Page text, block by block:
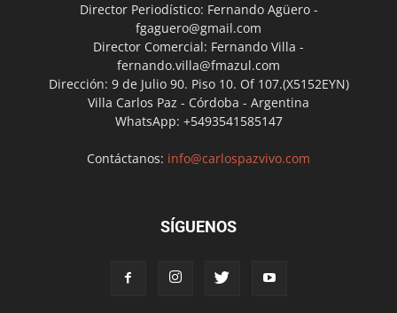
Director Periodístico: Fernando Agüero -
fgaguero@gmail.com
Director Comercial: Fernando Villa -
fernando.villa@fmazul.com
Dirección: 9 de Julio 90. Piso 10. Of 107.(X5152EYN)
Villa Carlos Paz - Córdoba - Argentina
WhatsApp: +5493541585147
Contáctanos: info@carlospazvivo.com
SÍGUENOS